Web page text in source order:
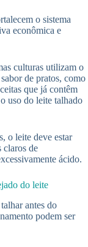
o sistema
econômica e
culturas utilizam o
de pratos, como
que já contêm
uso do leite talhado
o leite deve estar
claros de
ácido.
do leite
antes do
podem ser